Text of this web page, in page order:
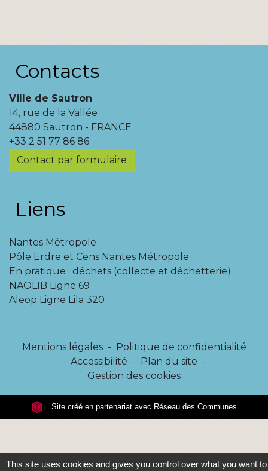
Contacts
Ville de Sautron
14, rue de la Vallée
44880 Sautron - FRANCE
+33 2 51 77 86 86
Contact par formulaire
Liens
Nantes Métropole
Pôle Erdre et Cens Nantes Métropole
En pratique : déchets (collecte et déchetterie)
NAOLIB Ligne 69
Aleop Ligne Lila 320
Mentions légales - Politique de confidentialité
- Accessibilité - Plan du site -
Gestion des cookies
Site créé en partenariat avec Réseau des Communes
This site uses cookies and gives you control over what you want to